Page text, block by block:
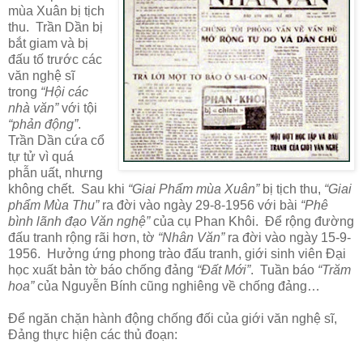
mùa Xuân bị tịch
thu. Trần Dần bị
bắt giam và bị
đấu tố trước các
văn nghệ sĩ
trong “Hội các
nhà văn”với tội
“phản động”.
Trần Dần cứa cổ
tự tử vì quá
phẫn uất, nhưng
không chết. Sau khi “Giai Phẩm mùa Xuân”bị tịch thu, “Giai
phẩm Mùa Thu”ra đời vào ngày 29-8-1956 với bài “Phê
bình lãnh đạo Văn nghệ”của cụ Phan Khôi. Để rộng đường
đấu tranh rộng rãi hơn, tờ “Nhân Văn”ra đời vào ngày 15-9-
1956. Hưởng ứng phong trào đấu tranh, giới sinh viên Đại
học xuất bản tờ báo chống đảng “Đất Mới”. Tuần báo “Trăm
hoa”của Nguyễn Bính cũng nghiêng về chống đảng…
Để ngăn chặn hành động chống đối của giới văn nghệ sĩ,
Đảng thực hiện các thủ đoạn: